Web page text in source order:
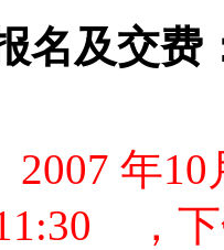
名及交费
年10
，